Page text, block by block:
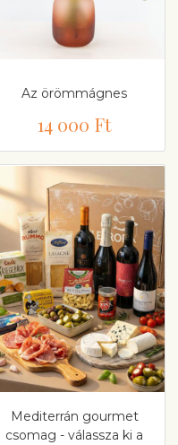
Az örömmágnes
14 000 Ft
Mediterrán gourmet
csomag - válassza ki a